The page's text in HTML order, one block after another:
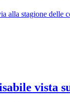
alla stagione delle
vista